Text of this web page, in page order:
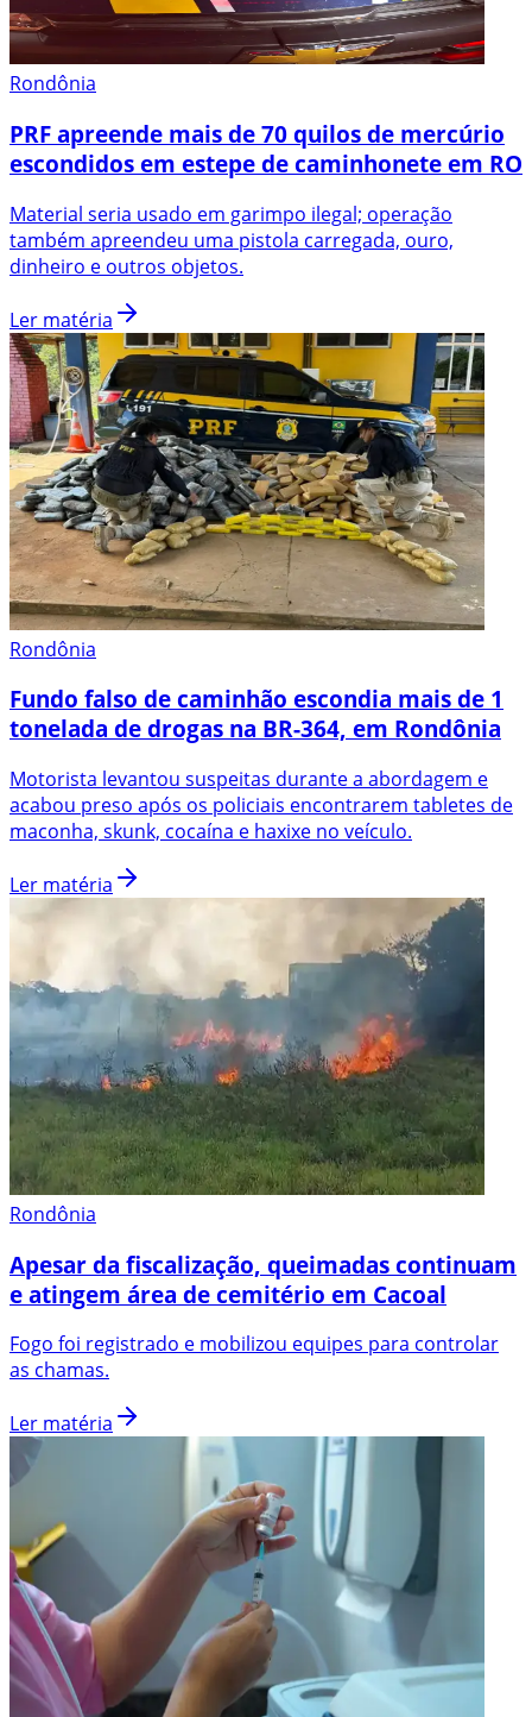
Rondônia
PRF apreende mais de 70 quilos de mercúrio
escondidos em estepe de caminhonete em RO
Material seria usado em garimpo ilegal; operação
também apreendeu uma pistola carregada, ouro,
dinheiro e outros objetos.
Ler matéria
Rondônia
Fundo falso de caminhão escondia mais de 1
tonelada de drogas na BR-364, em Rondônia
Motorista levantou suspeitas durante a abordagem e
acabou preso após os policiais encontrarem tabletes de
maconha, skunk, cocaína e haxixe no veículo.
Ler matéria
Rondônia
Apesar da fiscalização, queimadas continuam
e atingem área de cemitério em Cacoal
Fogo foi registrado e mobilizou equipes para controlar
as chamas.
Ler matéria